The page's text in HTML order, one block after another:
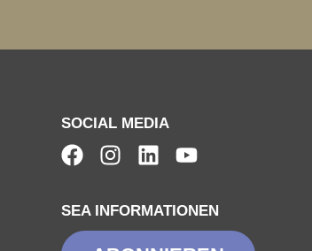
SOCIAL MEDIA
SEA INFORMATIONEN